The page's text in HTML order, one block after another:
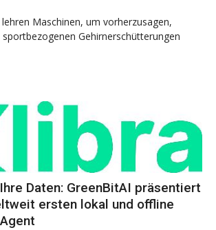
Maschinen, um vorherzusagen,
Gehirnerschütterungen
Daten: GreenBitAI präsentiert
ersten lokal und offline